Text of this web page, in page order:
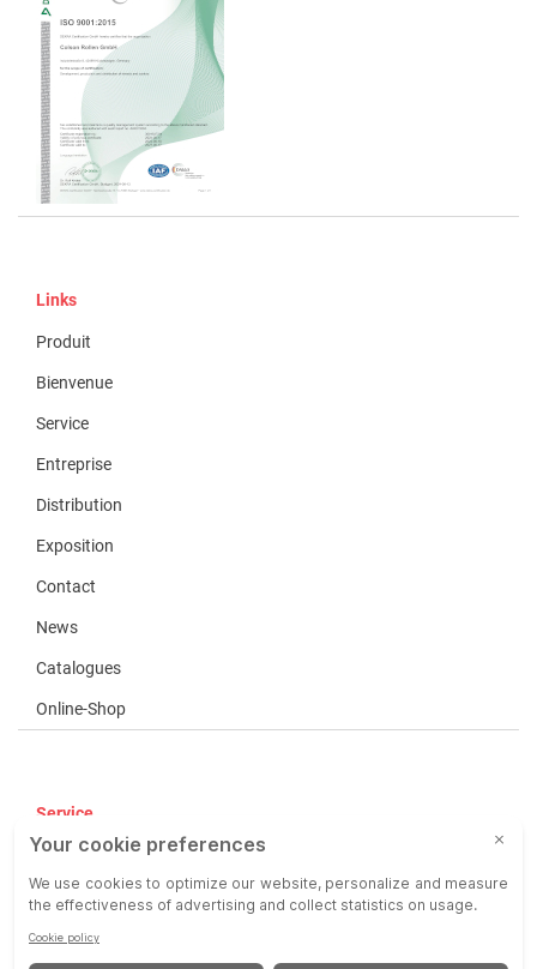
Links
Produit
Bienvenue
Service
Entreprise
Distribution
Exposition
Contact
News
Catalogues
Online-Shop
Service
CGV
COP
Responsabilité